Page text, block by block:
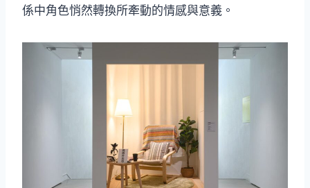
係中角色悄然轉換所牽動的情感與意義。